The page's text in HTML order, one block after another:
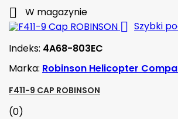
 W magazynie
 Szybki
Indeks: 4A68-803EC
Marka: Robinson Helicopter
F411-9 CAP ROBINSON
(0)